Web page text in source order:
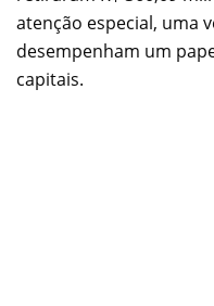
atenção especial, uma
desempenham um
capitais.